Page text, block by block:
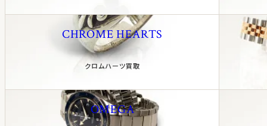
CHROME HEARTS
クロムハーツ買取
OMEGA